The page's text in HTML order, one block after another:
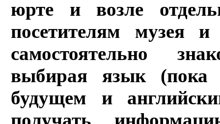
юрте и возле
посетителям музея и
самостоятельно
выбирая язык (пока
будущем и